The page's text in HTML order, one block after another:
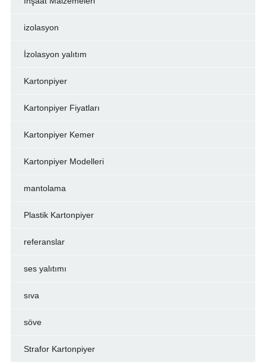
izolasyon
İzolasyon yalıtım
Kartonpiyer
Kartonpiyer Fiyatları
Kartonpiyer Kemer
Kartonpiyer Modelleri
mantolama
Plastik Kartonpiyer
referanslar
ses yalıtımı
sıva
söve
Strafor Kartonpiyer